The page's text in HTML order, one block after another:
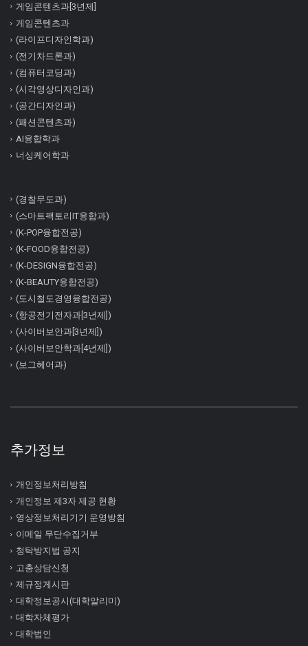
게임콘텐츠과[3년제]
게임콘텐츠과
(라이프디자인학과)
(전기차드론과)
(컴퓨터코딩과)
(시각영상디자인과)
(공간디자인과)
(패션콘텐츠과)
AI융합학과
너싱케어학과
(경찰무도과)
(스마트팩토리IT융합과)
(K-POP융합전공)
(K-FOOD융합전공)
(K-DESIGN융합전공)
(K-BEAUTY융합전공)
(도시철도경영융합전공)
(항공전기전자과[3년제])
(사이버보안과[3년제])
(사이버보안학과[4년제])
(보그헤어과)
추가정보
개인정보처리방침
개인정보 제3자 제공 현황
영상정보처리기기 운영방침
이메일 무단수집거부
청탁방지법 공지
고충상담신청
제규정게시판
대학정보공시(대학알리미)
대학자체평가
대학법인